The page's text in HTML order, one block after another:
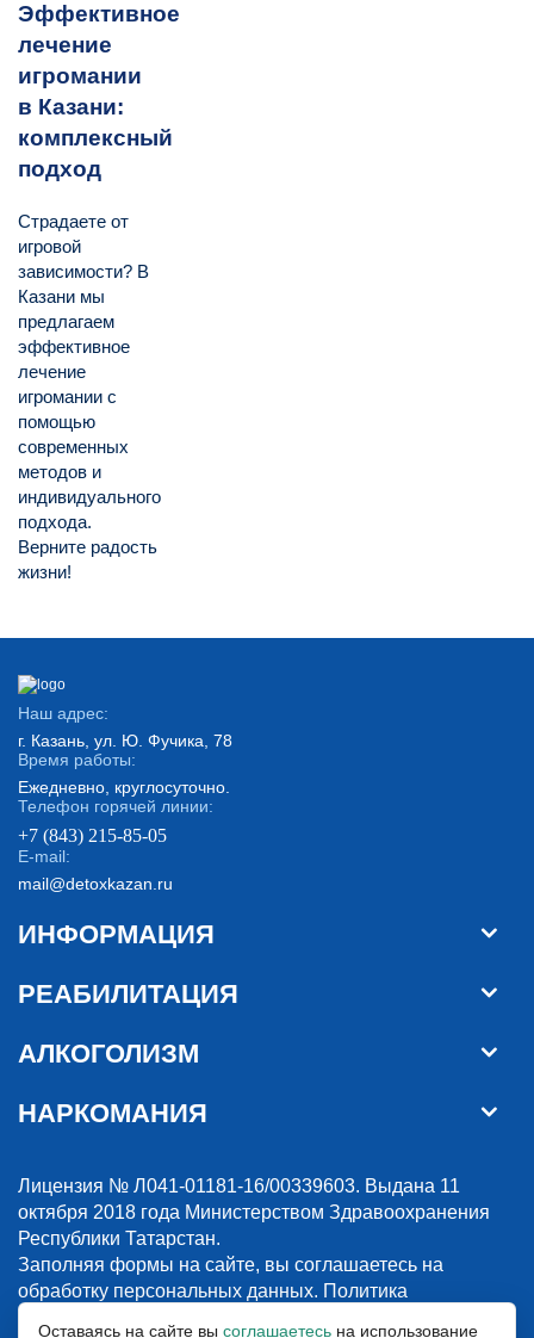
Эффективное
лечение
игромании
в Казани:
комплексный
подход
Страдаете от
игровой
зависимости? В
Казани мы
предлагаем
эффективное
лечение
игромании с
помощью
современных
методов и
индивидуального
подхода.
Верните радость
жизни!
Наш адрес:
г. Казань, ул. Ю. Фучика, 78
Время работы:
Ежедневно, круглосуточно.
Телефон горячей линии:
+7 (843) 215-85-05
E-mail:
mail@detoxkazan.ru
ИНФОРМАЦИЯ
РЕАБИЛИТАЦИЯ
АЛКОГОЛИЗМ
НАРКОМАНИЯ
Лицензия № Л041-01181-16/00339603. Выдана 11
октября 2018 года Министерством Здравоохранения
Республики Татарстан.
Заполняя формы на сайте, вы соглашаетесь на
обработку персональных данных. Политика
Оставаясь на сайте вы соглашаетесь на использование